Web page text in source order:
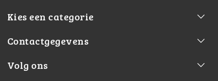
Kies een categorie
Contactgegevens
Volg ons